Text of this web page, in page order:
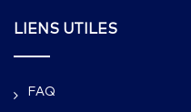
LIENS UTILES
FAQ